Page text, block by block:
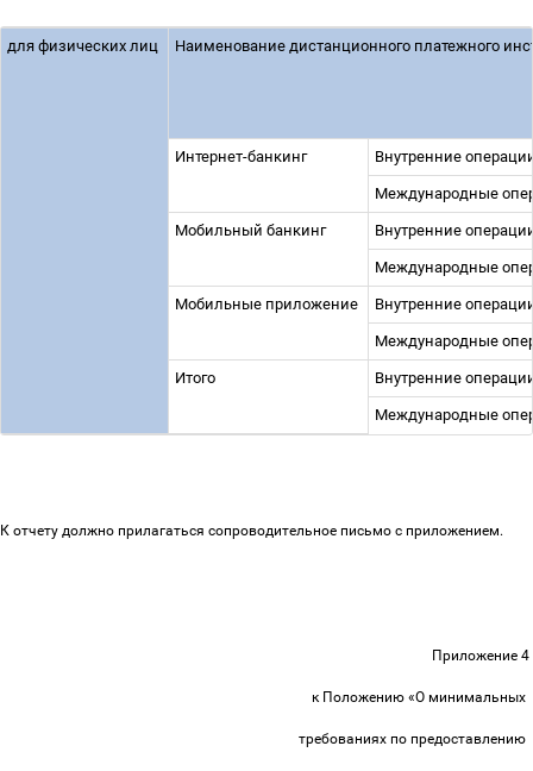
для физических лиц Наименование дистанционного платежного
Интернет-банкинг Внутренние
Международные
Мобильный банкинг Внутренние
Международные
Мобильные приложение Внутренние
Международные
Итого Внутренние
Международные
К отчету должно прилагаться сопроводительное письмо с приложением.
Приложение 4
к Положению «О минимальных
требованиях по предоставлению